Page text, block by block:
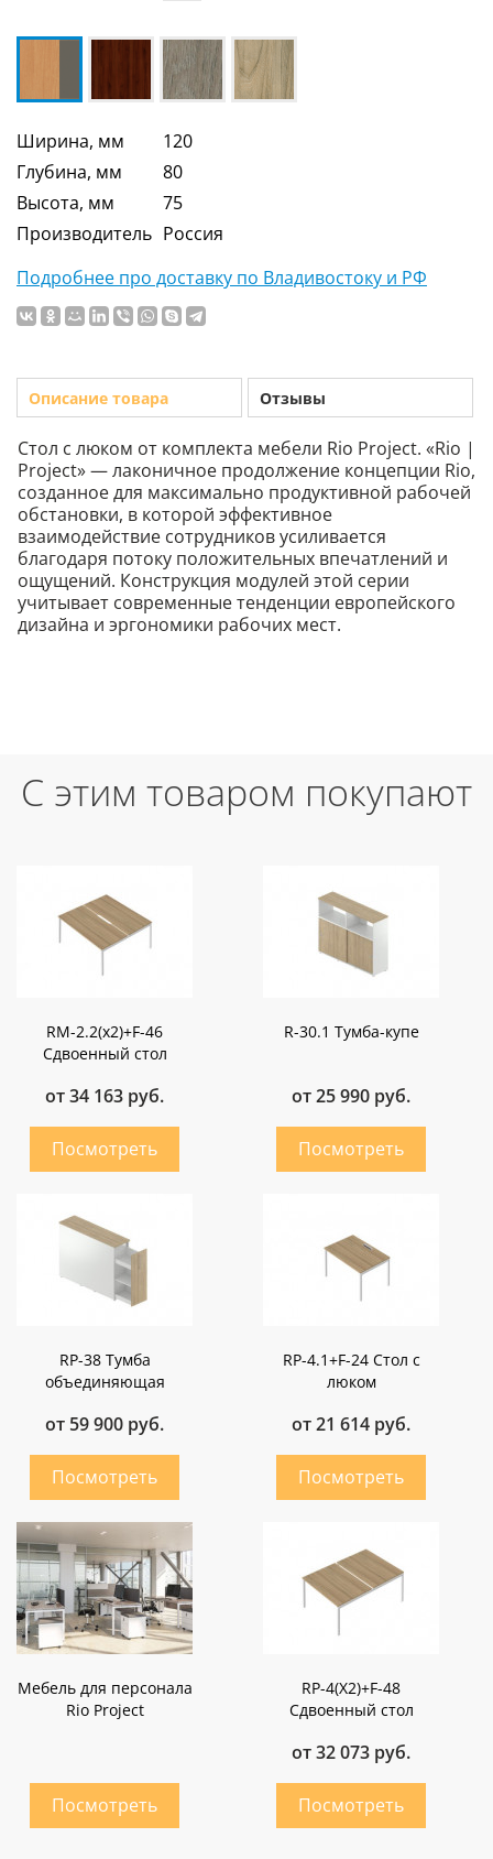
Ширина, мм
120
Глубина, мм
80
Высота, мм
75
Производитель Россия
Подробнее про доставку по Владивостоку и РФ
Описание товара Отзывы
Стол с люком от комплекта мебели Rio Project. «Rio |
Project» — лаконичное продолжение концепции Rio,
созданное для максимально продуктивной рабочей
обстановки, в которой эффективное
взаимодействие сотрудников усиливается
благодаря потоку положительных впечатлений и
ощущений. Конструкция модулей этой серии
учитывает современные тенденции европейского
дизайна и эргономики рабочих мест.
С этим товаром покупают
RM-2.2(х2)+F-46
Сдвоенный стол
от 34 163 руб.
R-30.1 Тумба-купе
от 25 990 руб.
RP-38 Тумба
объединяющая
от 59 900 руб.
RP-4.1+F-24 Стол с
люком
от 21 614 руб.
Мебель для персонала
Rio Project
RP-4(X2)+F-48
Сдвоенный стол
от 32 073 руб.